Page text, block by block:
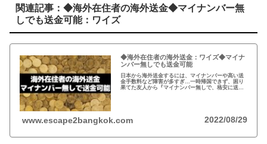
関連記事：◆海外在住者の海外送金◆マイナンバー無
しでも送金可能：ワイズ
◆海外在住者の海外送金：ワイズ◆マイナ
ンバー無しでも送金可能
日本から海外送金するには、マイナンバーや高い送
金手数料など障害が多すぎ…一時帰国できず、困り
果てた友人から『マイナンバー無しで、格安に送金
www.escape2bangkok.com 2022/08/29